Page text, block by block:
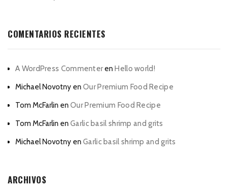
COMENTARIOS RECIENTES
A WordPress CommenterenHello world!
Michael Novotny en Our Premium Food Recipe
Tom McFarlin en Our Premium Food Recipe
Tom McFarlin en Garlic basil shrimp and grits
Michael Novotny en Garlic basil shrimp and grits
ARCHIVOS